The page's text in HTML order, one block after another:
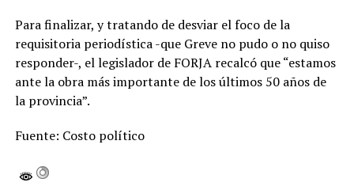
Para finalizar, y tratando de desviar el foco de la
requisitoria periodística -que Greve no pudo o no quiso
responder-, el legislador de FORJA recalcó que “estamos
ante la obra más importante de los últimos 50 años de
la provincia”.
Fuente: Costo político